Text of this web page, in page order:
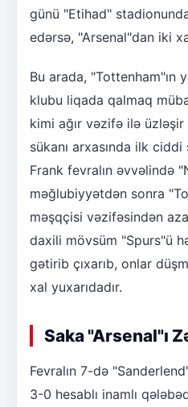
günü "Etihad"
edərsə, "Arsenal"dan iki
Bu arada, "Tottenham"ın
klubu liqada qalmaq
kimi ağır vəzifə ilə
sükanı arxasında ilk ciddi
Frank fevralın əvvəlində
məğlubiyyətdən sonra
məşqçisi vəzifəsindən
daxili mövsüm "Spurs"ü
gətirib çıxarıb, onlar
xal yuxarıdadır.
Saka "Arsenal"ı
Fevralın 7-də
3-0 hesablı inamlı